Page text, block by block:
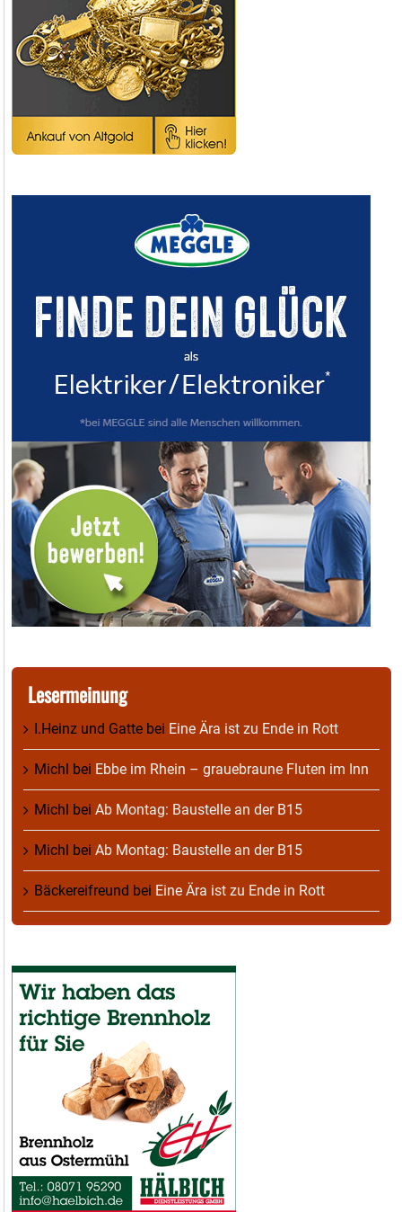
Lesermeinung
I.Heinz und Gatte bei Eine Ära ist zu Ende in Rott
Michl bei Ebbe im Rhein – grauebraune Fluten im Inn
Michl bei Ab Montag: Baustelle an der B15
Michl bei Ab Montag: Baustelle an der B15
Bäckereifreund bei Eine Ära ist zu Ende in Rott